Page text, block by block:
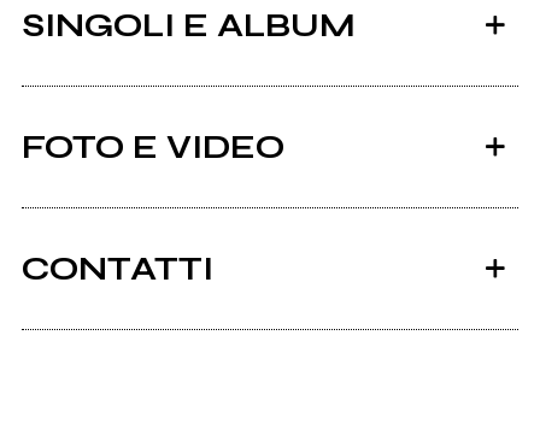
SINGOLI E ALBUM
2012
FOTO E VIDEO
CONTATTI